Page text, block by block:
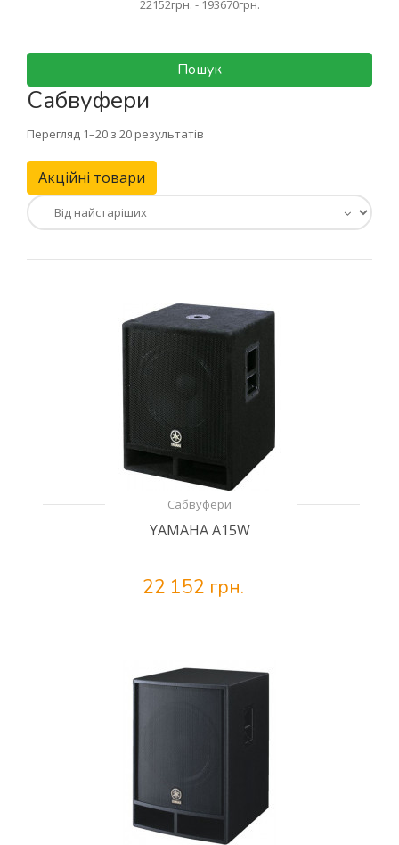
Пошук
Сабвуфери
Перегляд 1–20 з 20 результатів
Акційні товари
Сабвуфери
YAMAHA A15W
22 152 грн.